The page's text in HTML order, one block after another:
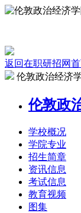
返回在职研招网
伦敦政治经济
伦敦政
学校概况
学院专业
招生简章
资讯信息
考试信息
教育视频
图集